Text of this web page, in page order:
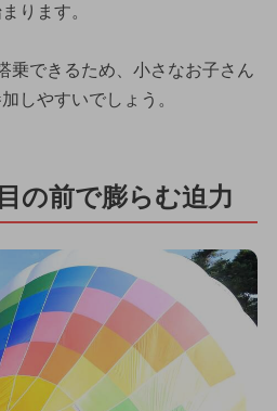
ります。
乗できるため、小さなお子さん
しやすいでしょう。
の前で膨らむ迫力